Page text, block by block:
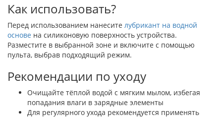
Как использовать?
Перед использованием нанесите лубрикант на водной
основе на силиконовую поверхность устройства.
Разместите в выбранной зоне и включите с помощью
пульта, выбрав подходящий режим.
Рекомендации по уходу
Очищайте тёплой водой с мягким мылом, избегая
попадания влаги в зарядные элементы
Для регулярного ухода рекомендуется применять